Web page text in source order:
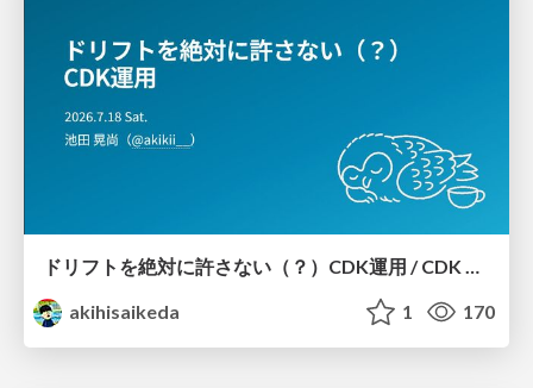
ドリフトを絶対に許さない（？）CDK運用 / CDK Ops with Zero Tolerance for Drifts (?)
akihisaikeda
1 170